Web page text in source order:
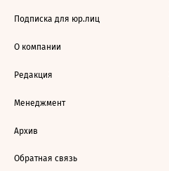
Подписка для юр.лиц
О компании
Редакция
Менеджмент
Архив
Обратная связь